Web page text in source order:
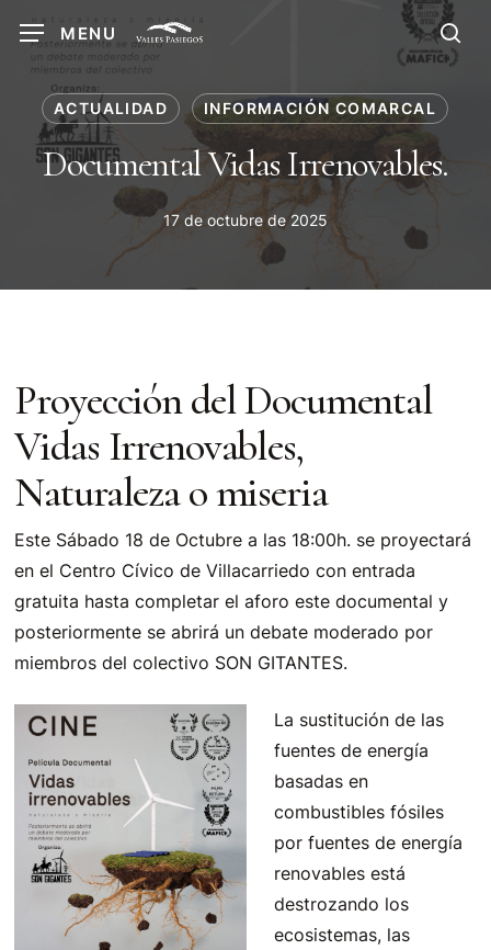
main
content
MENU
ACTUALIDAD INFORMACIÓN COMARCAL
Documental Vidas Irrenovables.
17 de octubre de 2025
Proyección del Documental
Vidas Irrenovables,
Naturaleza o miseria
Este Sábado 18 de Octubre a las 18:00h. se proyectará
en el Centro Cívico de Villacarriedo con entrada
gratuita hasta completar el aforo este documental y
posteriormente se abrirá un debate moderado por
miembros del colectivo SON GITANTES.
La sustitución de las
fuentes de energía
basadas en
combustibles fósiles
por fuentes de energía
renovables está
destrozando los
ecosistemas, las